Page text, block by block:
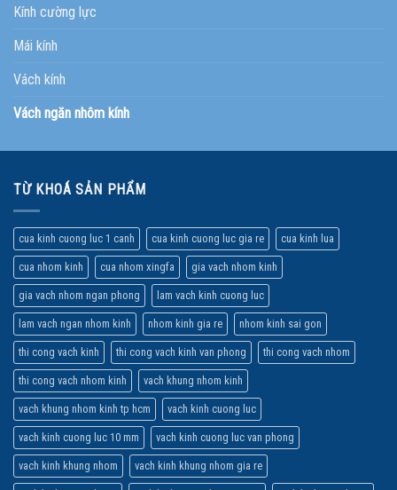
Kính cường lực
Mái kính
Vách kính
Vách ngăn nhôm kính
TỪ KHOÁ SẢN PHẨM
cua kinh cuong luc 1 canh cua kinh cuong luc gia re cua kinh lua
cua nhom kinh cua nhom xingfa gia vach nhom kinh
gia vach nhom ngan phong lam vach kinh cuong luc
lam vach ngan nhom kinh nhom kinh gia re nhom kinh sai gon
thi cong vach kinh thi cong vach kinh van phong thi cong vach nhom
thi cong vach nhom kinh vach khung nhom kinh
vach khung nhom kinh tp hcm vach kinh cuong luc
vach kinh cuong luc 10 mm vach kinh cuong luc van phong
vach kinh khung nhom vach kinh khung nhom gia re